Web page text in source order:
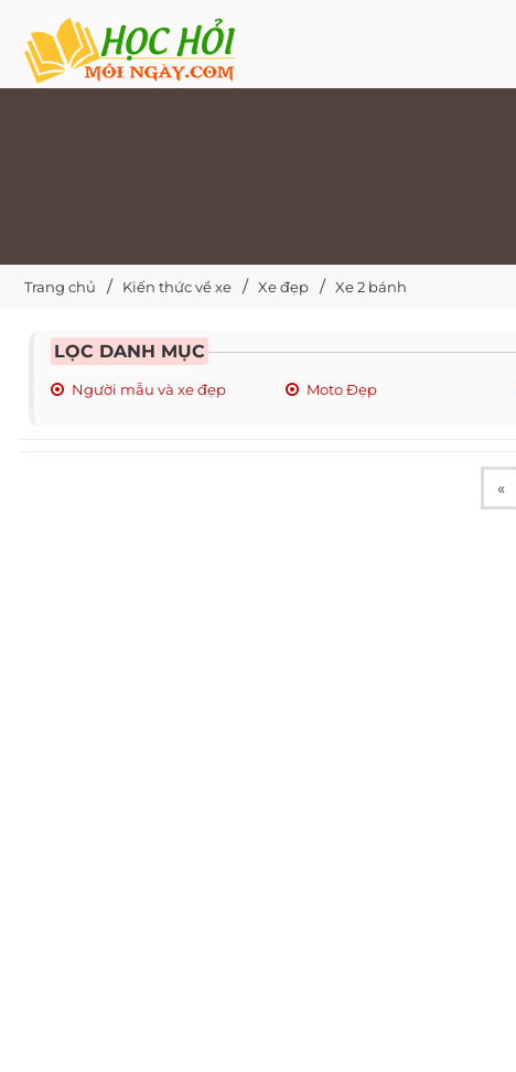
Trang chủ Kiến thức về xe Xe đẹp Xe 2 bánh
LỌC DANH MỤC
Người mẫu và xe đẹp Moto Đẹp
«